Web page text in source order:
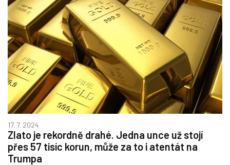
17. 7. 2024
Zlato je rekordně drahé. Jedna unce už stojí
přes 57 tisíc korun, může za to i atentát na
Trumpa